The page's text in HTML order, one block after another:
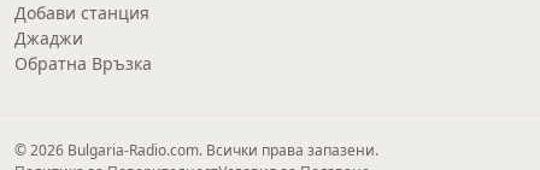
Добави станция
Джаджи
Обратна Връзка
© 2026 Bulgaria-Radio.com. Всички права запазени.